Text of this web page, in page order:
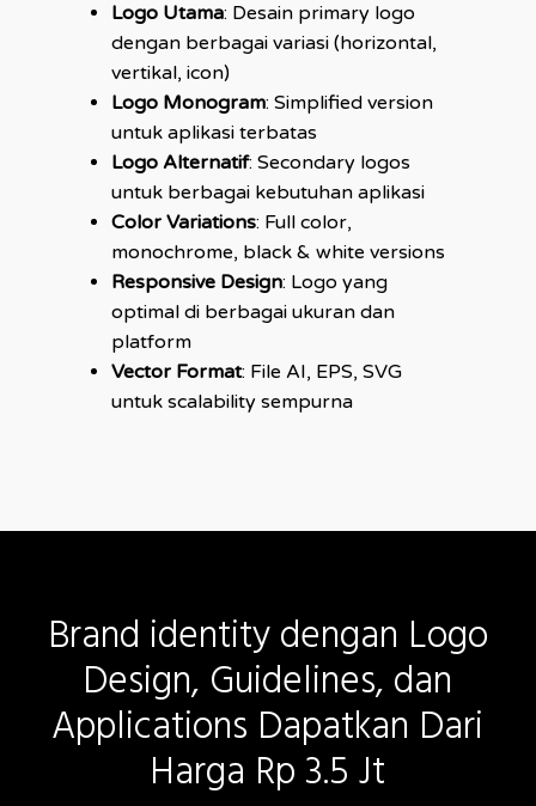
Logo Utama: Desain primary logo
dengan berbagai variasi (horizontal,
vertikal, icon)
Logo Monogram: Simplified version
untuk aplikasi terbatas
Logo Alternatif: Secondary logos
untuk berbagai kebutuhan aplikasi
Color Variations: Full color,
monochrome, black & white versions
Responsive Design: Logo yang
optimal di berbagai ukuran dan
platform
Vector Format: File AI, EPS, SVG
untuk scalability sempurna
Brand identitydengan Logo
Design, Guidelines,dan
Applications Dapatkan Dari
Harga Rp3.5 Jt